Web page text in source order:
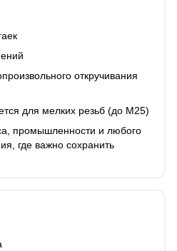
откручивания
для мелких резьб (до М25)
промышленности и любого
где важно сохранить